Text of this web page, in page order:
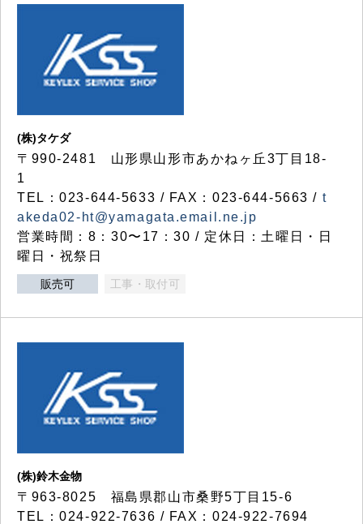
(株)タケダ
〒990-2481 山形県山形市あかねヶ丘3丁目18-
1
TEL：023-644-5633 / FAX：023-644-5663 / t
akeda02-ht@yamagata.email.ne.jp
営業時間：8：30〜17：30 / 定休日：土曜日・日
曜日・祝祭日
販売可 工事・取付可
(株)鈴木金物
〒963-8025 福島県郡山市桑野5丁目15-6
TEL：024-922-7636 / FAX：024-922-7694